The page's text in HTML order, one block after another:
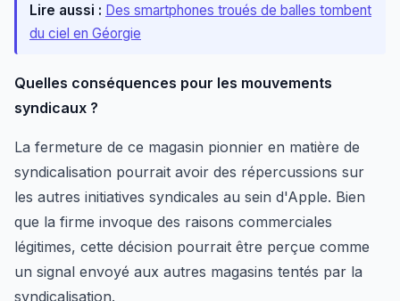
Lire aussi : Des smartphones troués de balles tombent
du ciel en Géorgie
Quelles conséquences pour les mouvements
syndicaux ?
La fermeture de ce magasin pionnier en matière de
syndicalisation pourrait avoir des répercussions sur
les autres initiatives syndicales au sein d'Apple. Bien
que la firme invoque des raisons commerciales
légitimes, cette décision pourrait être perçue comme
un signal envoyé aux autres magasins tentés par la
syndicalisation.